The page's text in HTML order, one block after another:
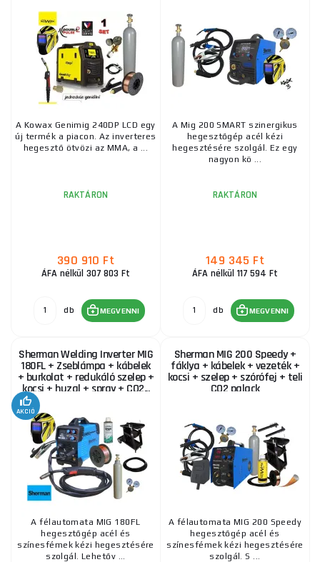
A Kowax Genimig 240DP LCD egy
új termék a piacon. Az inverteres
hegesztő ötvözi az MMA, a ...
RAKTÁRON
390 910 Ft
ÁFA nélkül 307 803 Ft
db MEGVENNI
A Mig 200 SMART szinergikus
hegesztőgép acél kézi
hegesztésére szolgál. Ez egy
nagyon kö ...
RAKTÁRON
149 345 Ft
ÁFA nélkül 117 594 Ft
db MEGVENNI
Sherman Welding Inverter MIG
180FL + Zseblámpa + kábelek
+ burkolat + redukáló szelep +
kocsi + huzal + spray + CO2...
AKCIÓ
A félautomata MIG 180FL
hegesztőgép acél és
színesfémek kézi hegesztésére
szolgál. Lehetőv ...
Sherman MIG 200 Speedy +
fáklya + kábelek + vezeték +
kocsi + szelep + szórófej + teli
CO2 palack
A félautomata MIG 200 Speedy
hegesztőgép acél és
színesfémek kézi hegesztésére
szolgál. S ...